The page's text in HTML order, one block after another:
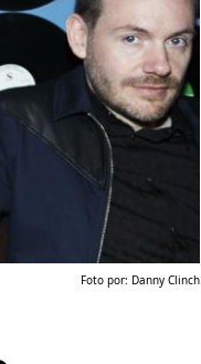
Foto por: Danny Clinch